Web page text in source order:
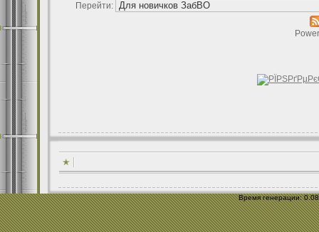
Перейти:
Время генерации: